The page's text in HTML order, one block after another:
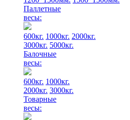
Паллетные
весы:
600кг. 1000кг. 2000кг.
3000кг. 5000кг.
Балочные
весы:
600кг. 1000кг.
2000кг. 3000кг.
Товарные
весы: